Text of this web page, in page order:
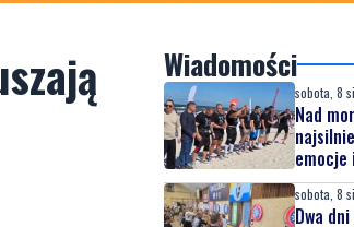
Wiadomości
sobota, 8
Nad
emocje
sobota, 8
Dwa